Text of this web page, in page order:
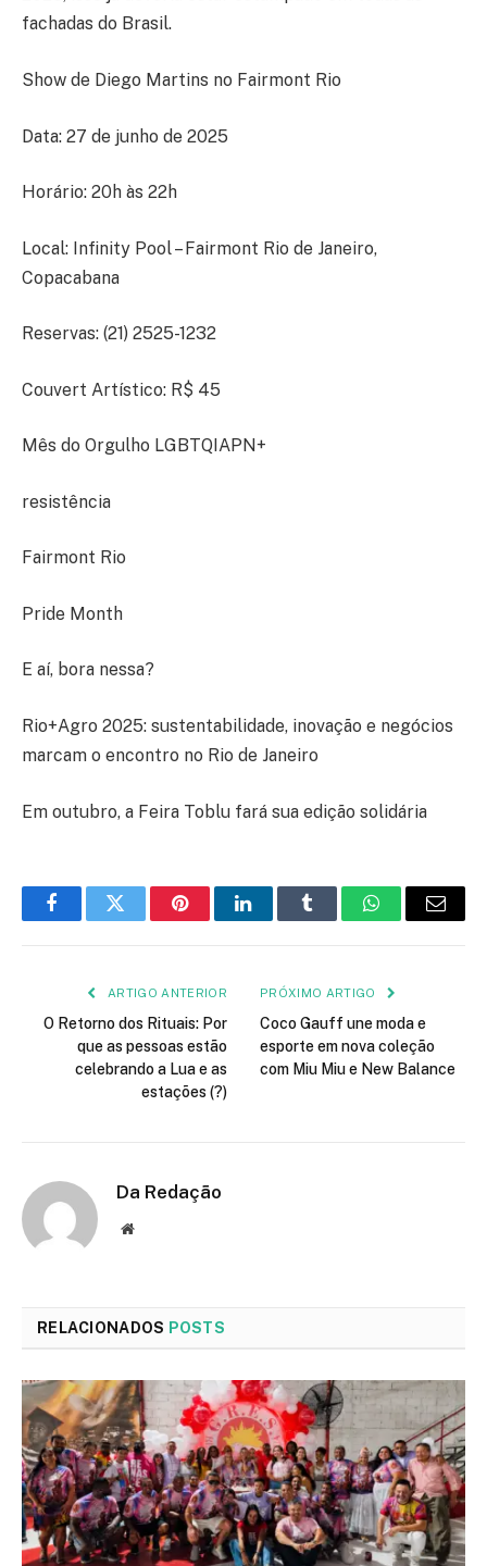
fachadas do Brasil.
Show de Diego Martins no Fairmont Rio
Data: 27 de junho de 2025
Horário: 20h às 22h
Local: Infinity Pool – Fairmont Rio de Janeiro,
Copacabana
Reservas: (21) 2525-1232
Couvert Artístico: R$ 45
Mês do Orgulho LGBTQIAPN+
resistência
Fairmont Rio
Pride Month
E aí, bora nessa?
Rio+Agro 2025: sustentabilidade, inovação e negócios
marcam o encontro no Rio de Janeiro
Em outubro, a Feira Toblu fará sua edição solidária
FacebookTwitter PinterestLinkedInTumblr WhatsApp
E-
ARTIGO ANTERIOR
O Retorno dos Rituais: Por
que as pessoas estão
celebrando a Lua e as
estações (?)
PRÓXIMO ARTIGO
Coco Gauff une moda e
esporte em nova coleção
com Miu Miu e New Balance
Da Redação
Site
RELACIONADOS POSTS